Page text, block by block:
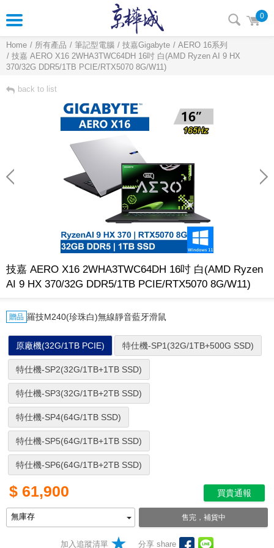
0
Home 所有產品 筆記型電腦 技嘉Gigabyte
AERO 16系列
技嘉 AERO X16 2WHA3TWC64DH 16吋 白(AMD Ryzen AI 9 HX
370/32G DDR5/1TB PCIE/RTX5070 8G/W11)
back to list
技嘉 AERO X16 2WHA3TWC64DH 16吋 白(AMD Ryzen
AI 9 HX 370/32G DDR5/1TB PCIE/RTX5070 8G/W11)
贈品 羅技M240(珍珠白)無線靜音藍牙滑鼠
原廠機(32G/1TB PCIE) 特仕機-SP1(32G/1TB+500G SSD)
特仕機-SP2(32G/1TB+1TB SSD)
特仕機-SP3(32G/1TB+2TB SSD)
特仕機-SP4(64G/1TB SSD)
特仕機-SP5(64G/1TB+1TB SSD)
特仕機-SP6(64G/1TB+2TB SSD)
$ 61,900 買貴通報
售完，補貨中
加入追蹤清單 分享 share